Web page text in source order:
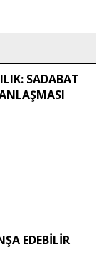
SADABAT
EDEBİLİR